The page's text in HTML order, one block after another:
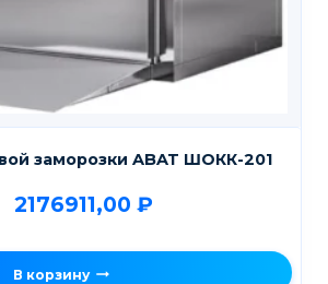
заморозки ABAT ШОКК-201
2176911,00 ₽
В корзину